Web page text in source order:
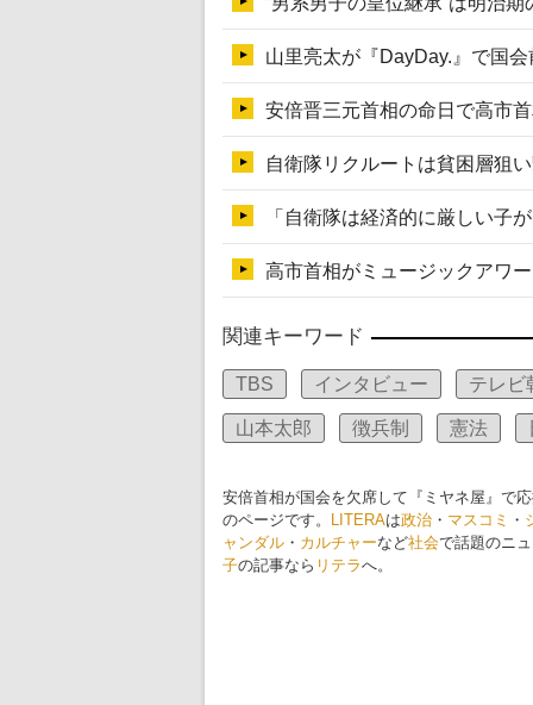
関連キーワード
TBS インタビュー テレビ
山本太郎 徴兵制 憲法
安倍首相が国会を欠席して『ミヤネ屋』で
のページです。
LITERAは政治 ・ マスコミ ・
ャンダル ・ カルチャーなど社会で話題のニ
子の記事なら リテラへ。